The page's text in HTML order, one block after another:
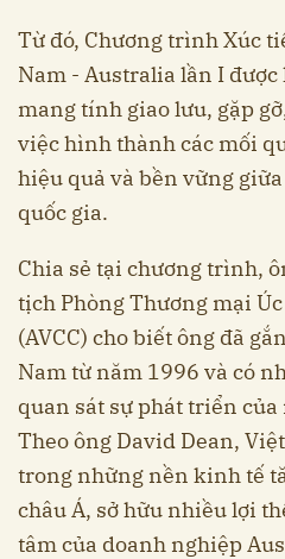
Từ đó, Chương trình Xúc
Nam - Australia lần I
mang tính giao lưu, gặp
việc hình thành các mối
hiệu quả và bền vững
quốc gia.
Chia sẻ tại chương trình,
tịch Phòng Thương mại
(AVCC) cho biết ông đã
Nam từ năm 1996 và có
quan sát sự phát triển
Theo ông David Dean,
trong những nền kinh tế
châu Á, sở hữu nhiều lợi
tâm của doanh nghiệp